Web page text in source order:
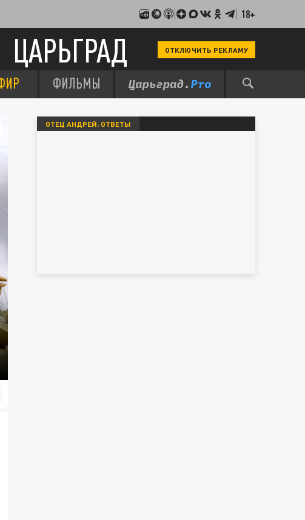
18+
ЦАРЬГРАД ОТКЛЮЧИТЬ РЕКЛАМУ
ФИЛЬМЫ
ОТЕЦ АНДРЕЙ: ОТВЕТЫ